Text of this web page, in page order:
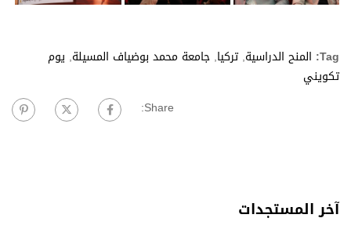
Tag: المنح الدراسية, تركيا, جامعة محمد بوضياف المسيلة, يوم
تكويني
Share:
آخر المستجدات